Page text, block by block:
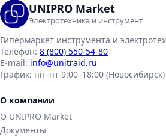
UNIPRO Market
Электротехника и инструмент
Гипермаркет инструмента и
Телефон: 8 (800) 550-54-80
E-mail: info@unitraid.ru
График: пн–пт 9:00–18:00 (Новосибирск)
О компании
О UNIPRO Market
Документы